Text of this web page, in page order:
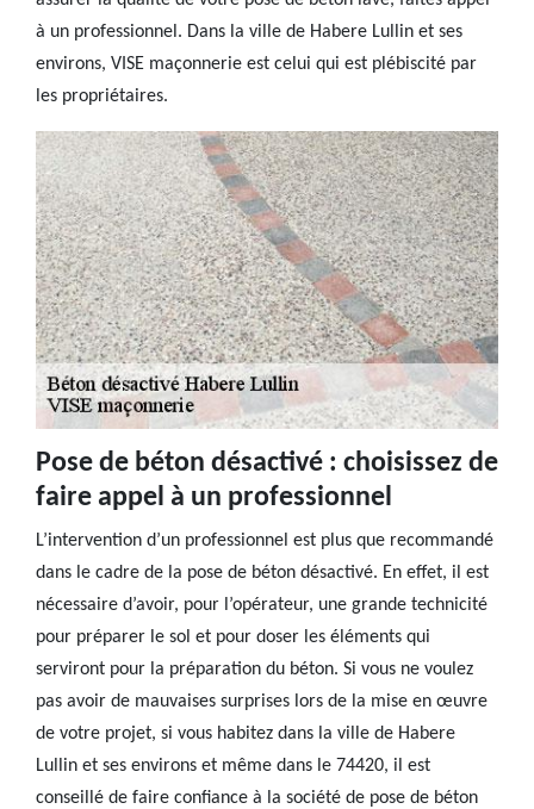
à un professionnel. Dans la ville de Habere Lullin et ses
environs, VISE maçonnerie est celui qui est plébiscité par
les propriétaires.
Pose de béton désactivé : choisissez de
faire appel à un professionnel
L’intervention d’un professionnel est plus que recommandé
dans le cadre de la pose de béton désactivé. En effet, il est
nécessaire d’avoir, pour l’opérateur, une grande technicité
pour préparer le sol et pour doser les éléments qui
serviront pour la préparation du béton. Si vous ne voulez
pas avoir de mauvaises surprises lors de la mise en œuvre
de votre projet, si vous habitez dans la ville de Habere
Lullin et ses environs et même dans le 74420, il est
conseillé de faire confiance à la société de pose de béton